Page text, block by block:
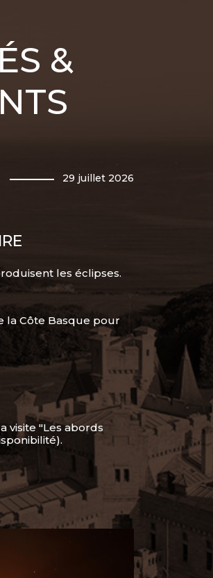
&
29 juillet 2026
les éclipses.
la Côte Basque pour
visite "Les abords